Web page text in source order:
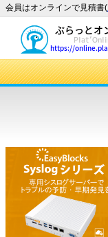
会員はオンラインで見積書(